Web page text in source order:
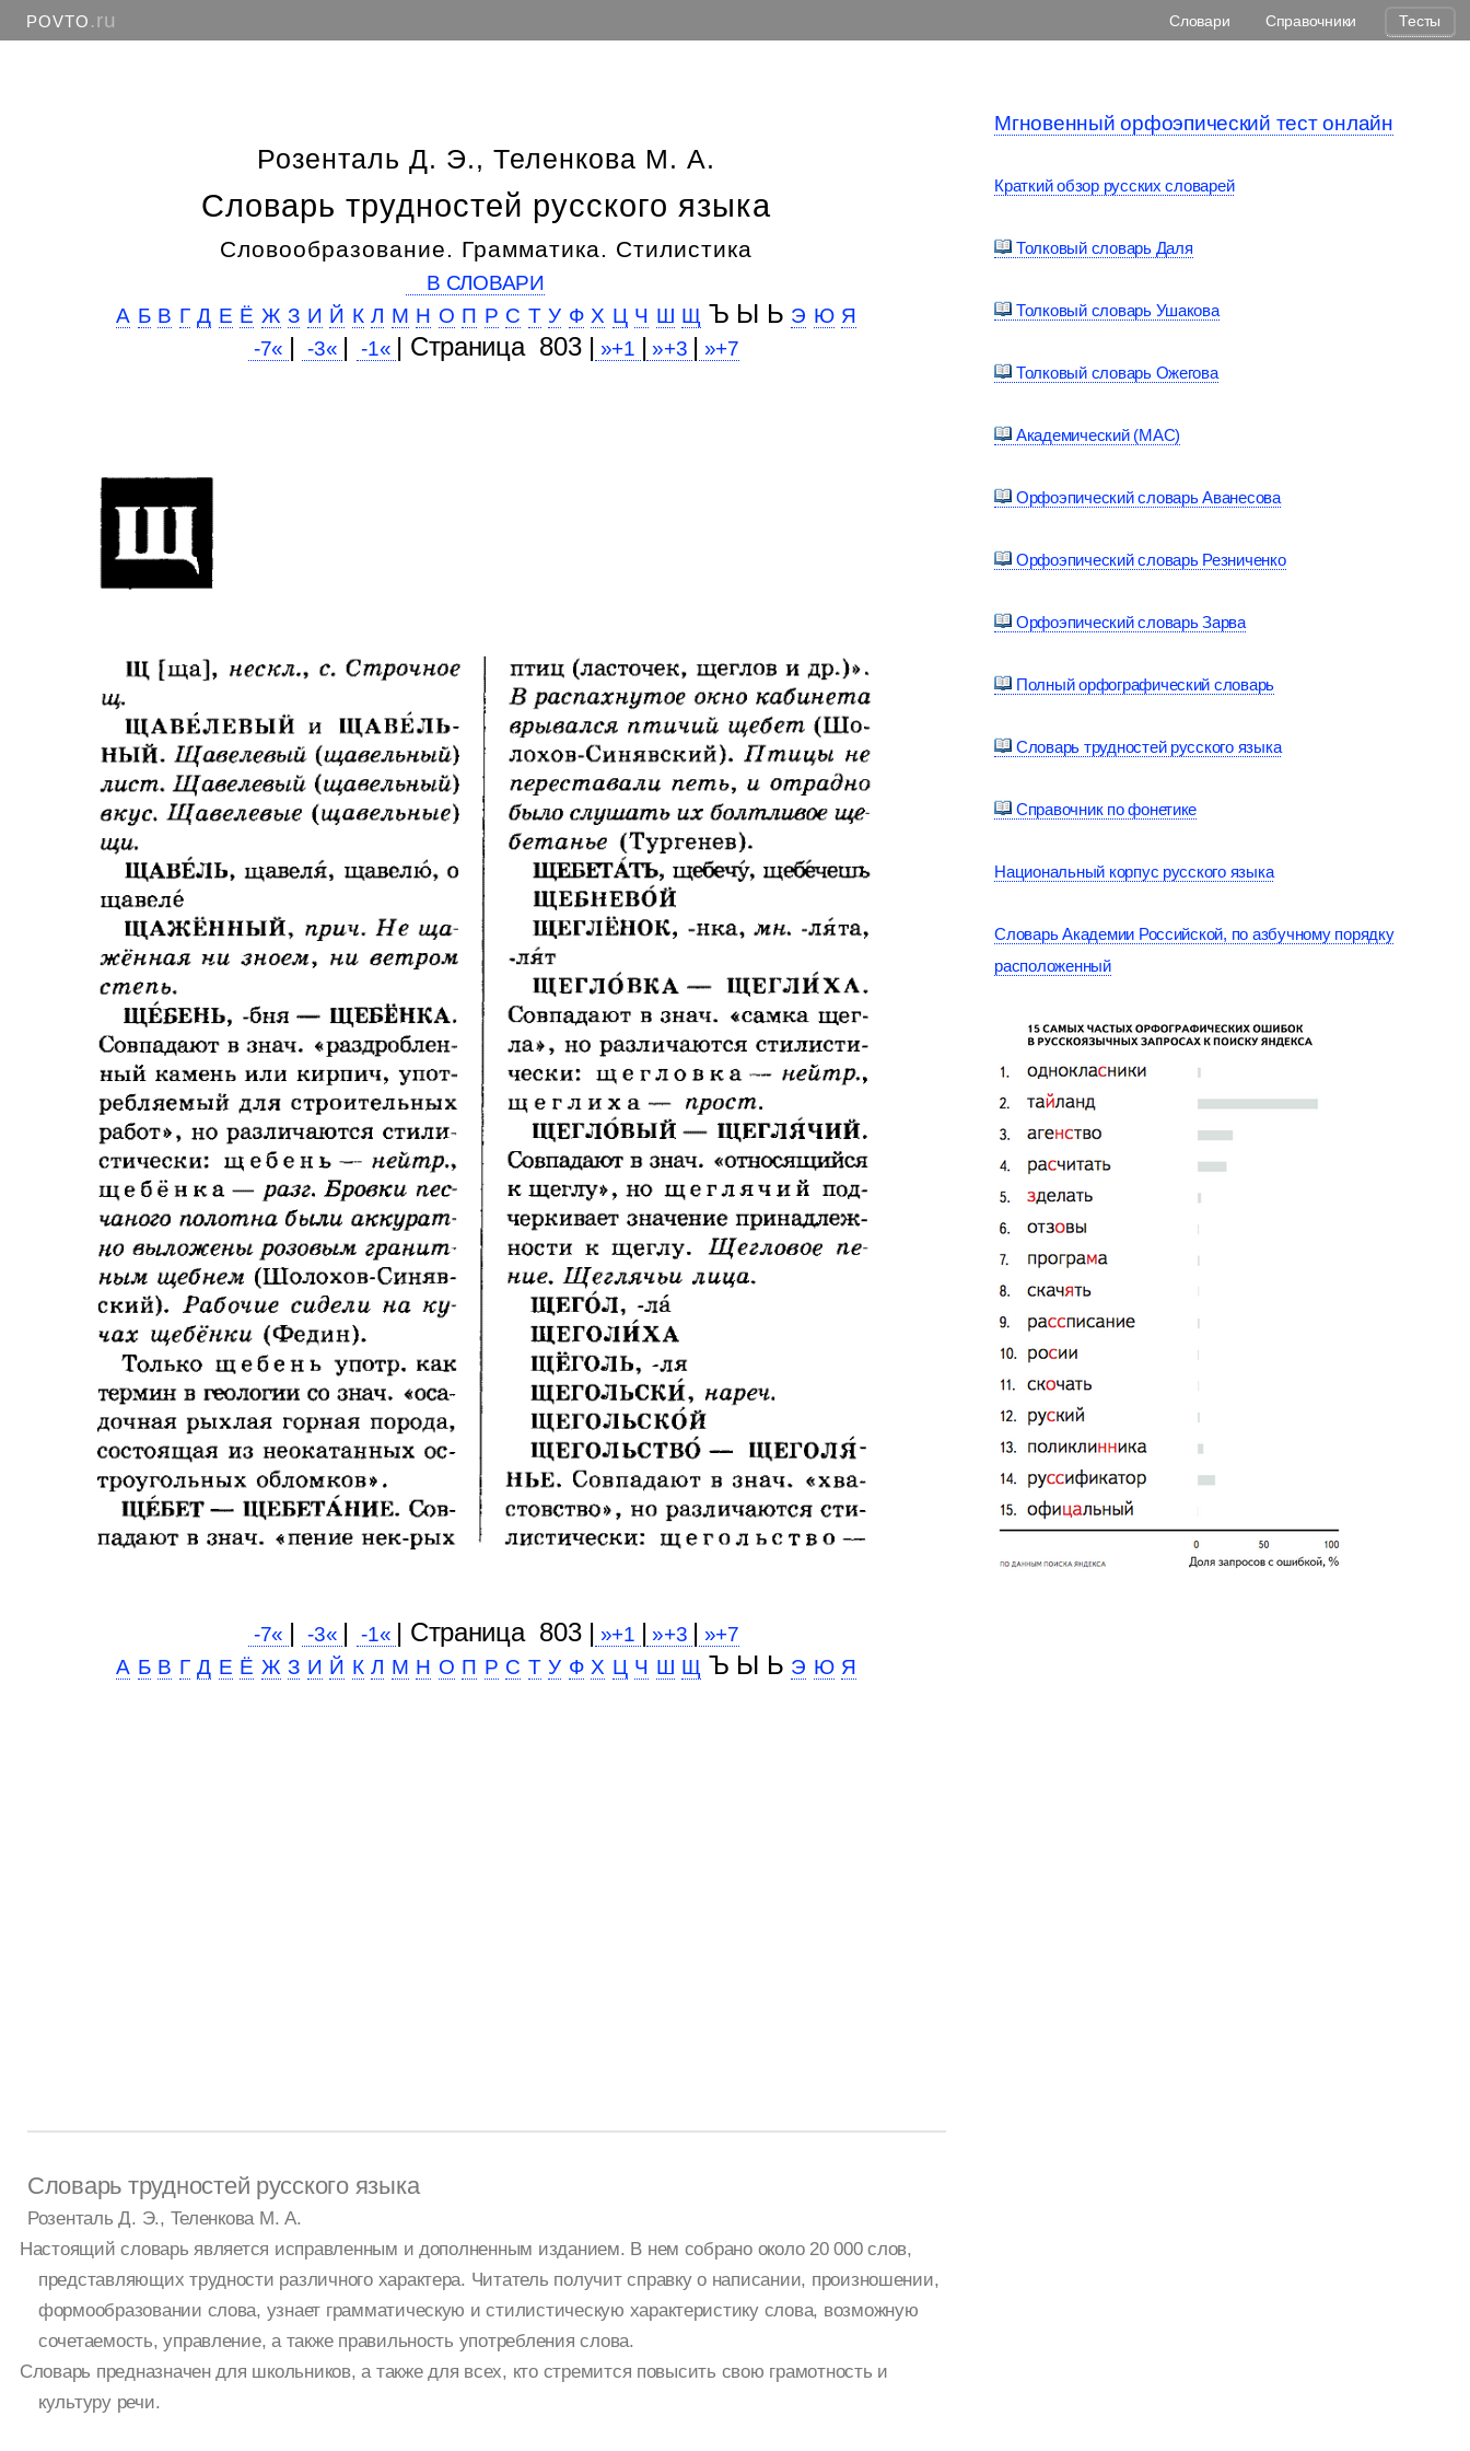
POVTO .ru Словари Справочники Тесты
Розенталь Д. Э., Теленкова М. А.
Словарь трудностей русского языка
Словообразование. Грамматика. Стилистика
В СЛОВАРИ
А Б В Г Д Е Ё Ж З И Й К Л М Н О П Р С Т У Ф Х Ц Ч Ш Щ Ъ Ы Ь Э Ю Я
-7« | -3« | -1« | Cтраница 803 | »+1 | »+3 | »+7
-7« | -3« | -1« | Cтраница 803 | »+1 | »+3 | »+7
А Б В Г Д Е Ё Ж З И Й К Л М Н О П Р С Т У Ф Х Ц Ч Ш Щ Ъ Ы Ь Э Ю Я
Словарь трудностей русского языка
Розенталь Д. Э., Теленкова М. А.
Настоящий словарь является исправленным и дополненным изданием. В нем собрано около 20 000 слов,
представляющих трудности различного характера. Читатель получит справку о написании, произношении,
формообразовании слова, узнает грамматическую и стилистическую характеристику слова, возможную
сочетаемость, управление, а также правильность употребления слова.
Словарь предназначен для школьников, а также для всех, кто стремится повысить свою грамотность и
культуру речи.
Мгновенный орфоэпический тест онлайн
Краткий обзор русских словарей
Толковый словарь Даля
Толковый словарь Ушакова
Толковый словарь Ожегова
Академический (МАС)
Орфоэпический словарь Аванесова
Орфоэпический словарь Резниченко
Орфоэпический словарь Зарва
Полный орфографический словарь
Словарь трудностей русского языка
Справочник по фонетике
Национальный корпус русского языка
Словарь Академии Российской, по азбучному порядку
расположенный